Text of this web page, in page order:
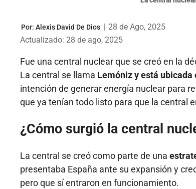
Por: Alexis David De Dios | 28 de Ago, 2025
Actualizado: 28 de ago, 2025
Fue una central nuclear que se creó en la
La central se llama Lemóniz y está ubicada
intención de generar energía nuclear para
que ya tenían todo listo para que la central
¿Cómo surgió la central
La central se creó como parte de una
presentaba España ante su expansión y
pero que sí entraron en funcionamiento.